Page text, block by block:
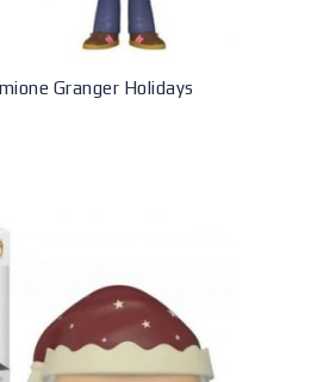
Granger Holidays